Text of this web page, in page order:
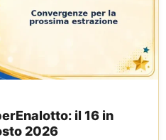
il 16 in
2026